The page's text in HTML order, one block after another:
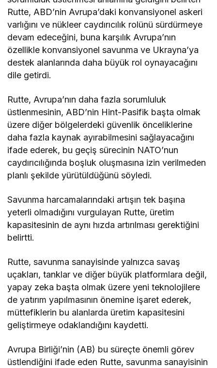
Rutte, ABD’nin Avrupa’daki konvansiyonel askeri
varlığını ve nükleer caydırıcılık rolünü sürdürmeye
devam edeceğini, buna karşılık Avrupa’nın
özellikle konvansiyonel savunma ve Ukrayna’ya
destek alanlarında daha büyük rol oynayacağını
dile getirdi.
Rutte, Avrupa’nın daha fazla sorumluluk
üstlenmesinin, ABD’nin Hint-Pasifik başta olmak
üzere diğer bölgelerdeki güvenlik önceliklerine
daha fazla kaynak ayırabilmesini sağlayacağını
ifade ederek, bu geçiş sürecinin NATO’nun
caydırıcılığında boşluk oluşmasına izin verilmeden
planlı şekilde yürütüldüğünü söyledi.
Savunma harcamalarındaki artışın tek başına
yeterli olmadığını vurgulayan Rutte, üretim
kapasitesinin de aynı hızda artırılması gerektiğini
belirtti.
Rutte, savunma sanayisinde yalnızca savaş
uçakları, tanklar ve diğer büyük platformlara değil,
yapay zeka başta olmak üzere yeni teknolojilere
de yatırım yapılmasının önemine işaret ederek,
müttefiklerin bu alanlarda üretim kapasitesini
geliştirmeye odaklandığını kaydetti.
Avrupa Birliği’nin (AB) bu süreçte önemli görev
üstlendiğini ifade eden Rutte, savunma sanayisinin